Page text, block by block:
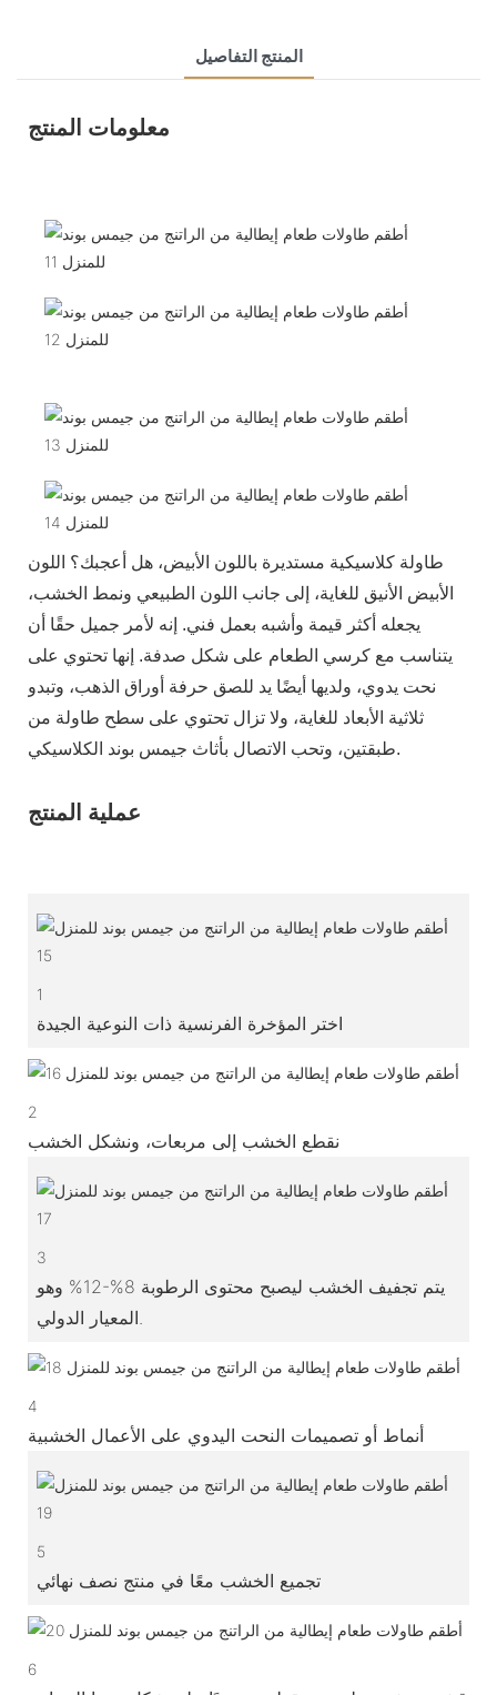
المنتج التفاصيل
معلومات المنتج
طاولة كلاسيكية مستديرة باللون الأبيض، هل أعجبك؟ اللون
الأبيض الأنيق للغاية، إلى جانب اللون الطبيعي ونمط الخشب،
يجعله أكثر قيمة وأشبه بعمل فني. إنه لأمر جميل حقًا أن
يتناسب مع كرسي الطعام على شكل صدفة. إنها تحتوي على
نحت يدوي، ولديها أيضًا يد للصق حرفة أوراق الذهب، وتبدو
ثلاثية الأبعاد للغاية، ولا تزال تحتوي على سطح طاولة من
طبقتين، وتحب الاتصال بأثاث جيمس بوند الكلاسيكي.
عملية المنتج
1
اختر المؤخرة الفرنسية ذات النوعية الجيدة
2
نقطع الخشب إلى مربعات، ونشكل الخشب
3
يتم تجفيف الخشب ليصبح محتوى الرطوبة 8%-12% وهو
4
أنماط أو تصميمات النحت اليدوي على الأعمال الخشبية
5
تجميع الخشب معًا في منتج نصف نهائي
6